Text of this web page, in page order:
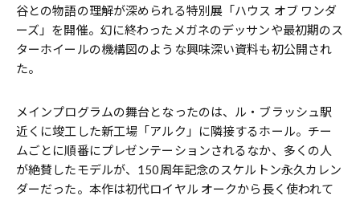
谷との物語の理解が深められる特別展「ハウス オブ ワンダ
ーズ」を開催。幻に終わったメガネのデッサンや最初期のス
ターホイールの機構図のような興味深い資料も初公開され
た。
メインプログラムの舞台となったのは、ル・ブラッシュ駅
近くに竣工した新工場「アルク」に隣接するホール。チー
ムごとに順番にプレゼンテーションされるなか、多くの人
が絶賛したモデルが、150周年記念のスケルトン永久カレン
ダーだった。本作は初代ロイヤル オークから長く使われて